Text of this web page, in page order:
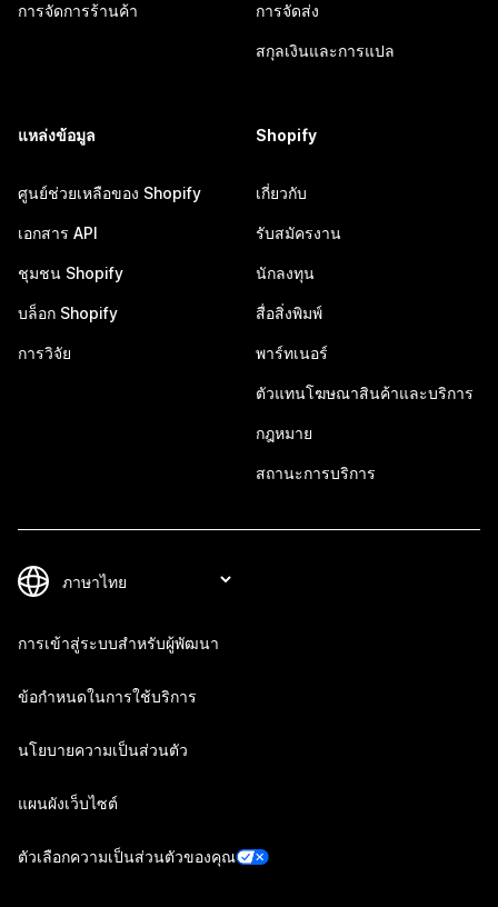
การจัดการร้านค้า การจัดส่ง
สกุลเงินและการแปล
แหล่งข้อมูล
ศูนย์ช่วยเหลือของ Shopify
เอกสาร API
ชุมชน Shopify
บล็อก Shopify
การวิจัย
Shopify
เกี่ยวกับ
รับสมัครงาน
นักลงทุน
สื่อสิ่งพิมพ์
พาร์ทเนอร์
ตัวแทนโฆษณาสินค้าและบริการ
กฎหมาย
สถานะการบริการ
การเข้าสู่ระบบสำหรับผู้พัฒนา
ข้อกำหนดในการใช้บริการ
นโยบายความเป็นส่วนตัว
แผนผังเว็บไซต์
ตัวเลือกความเป็นส่วนตัวของคุณ